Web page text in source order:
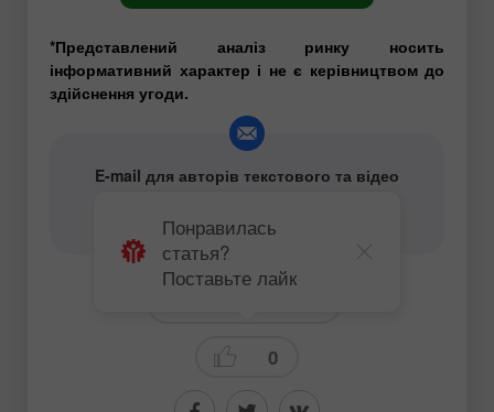
*Представлений аналіз ринку носить
інформативний характер і не є керівництвом до
здійснення угоди.
E-mail для авторів текстового та відео
content-authors@instaforex.com
0
Понравилась
статья?
Поставьте лайк